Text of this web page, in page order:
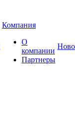
Компания
О
компании
Партнеры